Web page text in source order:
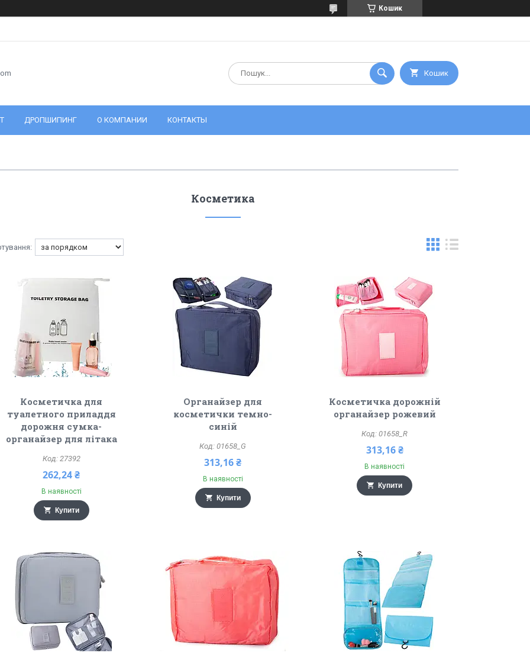
Кошик
Кошик
ДРОПШИПИНГ О КОМПАНИИ КОНТАКТЫ
Косметика
Косметичка для
туалетного приладдя
дорожня сумка-
органайзер для літака
27392
262,24 ₴
В наявності
Купити
Органайзер для
косметички темно-
синій
01658_G
313,16 ₴
В наявності
Купити
Косметичка дорожній
органайзер рожевий
01658_R
313,16 ₴
В наявності
Купити